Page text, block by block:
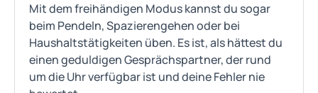
Mit dem freihändigen Modus kannst du sogar
beim Pendeln, Spazierengehen oder bei
Haushaltstätigkeiten üben. Es ist, als hättest du
einen geduldigen Gesprächspartner, der rund
um die Uhr verfügbar ist und deine Fehler nie